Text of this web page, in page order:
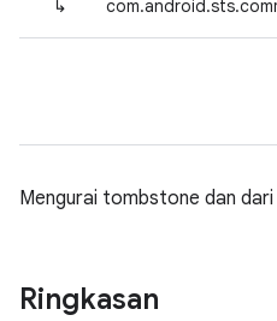
↳
Mengurai tombstone dan
Ringkasan